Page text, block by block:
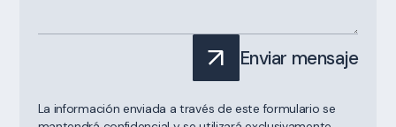
Enviar mensaje
La información enviada a través de este formulario se